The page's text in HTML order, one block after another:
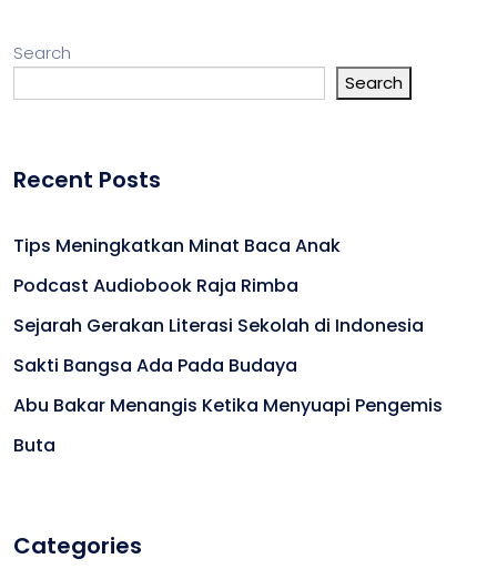
Search
Search
Recent Posts
Tips Meningkatkan Minat Baca Anak
Podcast Audiobook Raja Rimba
Sejarah Gerakan Literasi Sekolah di Indonesia
Sakti Bangsa Ada Pada Budaya
Abu Bakar Menangis Ketika Menyuapi Pengemis
Buta
Categories